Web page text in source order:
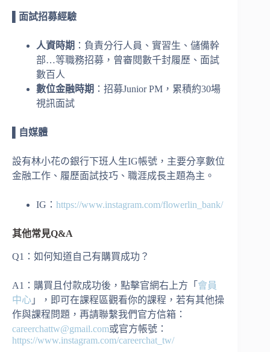
▌面試招募經驗
人資時期 ：負責分行人員、實習生、儲備幹
部…等職務招募，曾審閱數千封履歷、面試
數百人
數位金融時期 ：招募Junior PM，累積約30場
視訊面試
▌自媒體
設有林小花の銀行下班人生IG帳號，主要分享數位
金融工作、履歷面試技巧、職涯成長主題為主。
IG： https://www.instagram.com/flowerlin_bank/
其他常見Q&A
Q1：如何知道自己有購買成功？
A1：購買且付款成功後，點擊官網右上方「 會員
中心 」，即可在課程區觀看你的課程，若有其他操
作與課程問題，再請聯繫我們官方信箱：
careerchattw@gmail.com或官方帳號：
https://www.instagram.com/careerchat_tw/